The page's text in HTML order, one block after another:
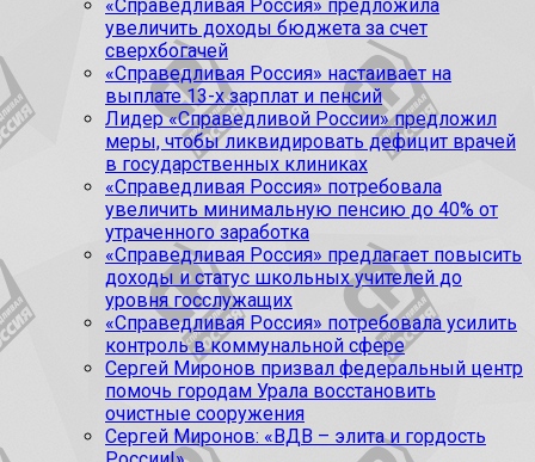
«Справедливая Россия» предложила
увеличить доходы бюджета за счет
сверхбогачей
«Справедливая Россия» настаивает на
выплате 13-х зарплат и пенсий
Лидер «Справедливой России» предложил
меры, чтобы ликвидировать дефицит врачей
в государственных клиниках
«Справедливая Россия» потребовала
увеличить минимальную пенсию до 40% от
утраченного заработка
«Справедливая Россия» предлагает повысить
доходы и статус школьных учителей до
уровня госслужащих
«Справедливая Россия» потребовала усилить
контроль в коммунальной сфере
Сергей Миронов призвал федеральный центр
помочь городам Урала восстановить
очистные сооружения
Сергей Миронов: «ВДВ – элита и гордость